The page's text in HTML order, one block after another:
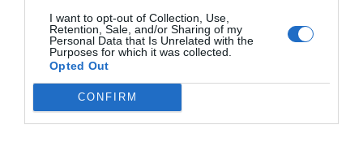
I want to opt-out of Collection, Use,
Retention, Sale, and/or Sharing of my
Personal Data that Is Unrelated with the
Purposes for which it was collected.
Opted Out
CONFIRM